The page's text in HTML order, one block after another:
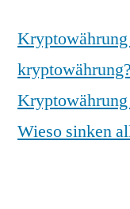
kryptowährung?
Wieso sinken